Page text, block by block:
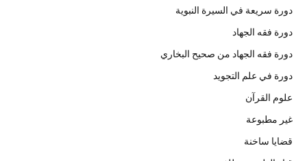
دورة سريعة في السيرة النبوية
دورة فقه الجهاد
دورة فقه الجهاد من صحيح البخاري
دورة في علم التجويد
علوم القرآن
غير مطبوعة
قضايا ساخنة